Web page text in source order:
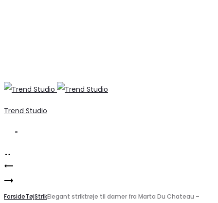
Trend Studio
Product
navigation
striktrøje
Uundgåelig
sort
ForsideTøjStrikElegant striktrøje til damer fra Marta Du Chateau –